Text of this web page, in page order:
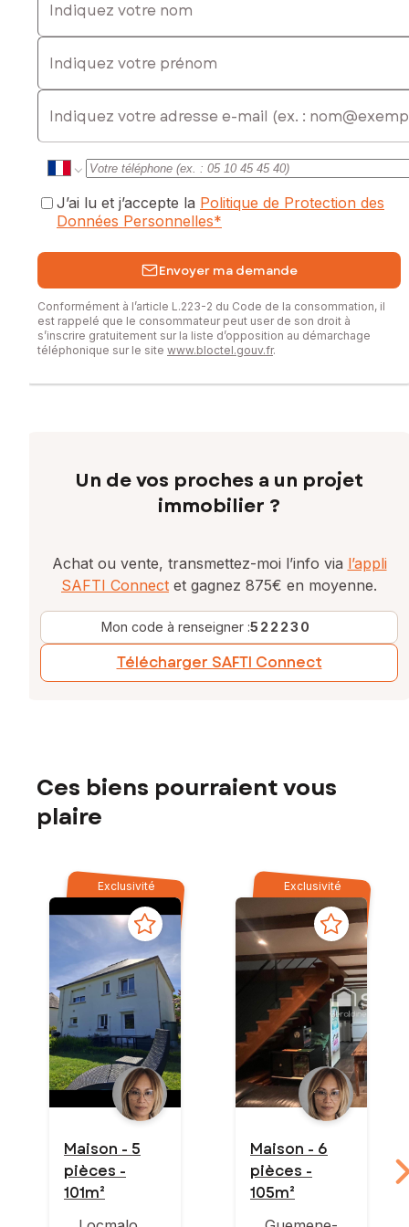
exposé sont disponibles sur le site Géorisques :
www.georisques.gouv.fr
Prix de vente : 149 000 €
Honoraires charge vendeur
06 76 46 88 46, E-mail : armelle.burban@safti.fr - EI - Agent
numéro 421 724 089
Indiquez votre prénom
E-mail
J’ai lu et j’accepte la Politique de Protection des
Données Personnelles*
Envoyer ma demande
Conformément à l’article L.223-2 du Code de la consommation, il
est rappelé que le consommateur peut user de son droit à
s’inscrire gratuitement sur la liste d’opposition au démarchage
téléphonique sur le site www.bloctel.gouv.fr.
Un de vos proches a un projet
immobilier ?
Achat ou vente, transmettez-moi l’info via l’appli
SAFTI Connect et gagnez 875€ en moyenne.
Mon code à renseigner :522230
Télécharger SAFTI Connect
Ces biens pourraient vous
plaire
Exclusivité
Maison - 5
pièces -
101m²
Exclusivité
Maison - 6
pièces -
105m²